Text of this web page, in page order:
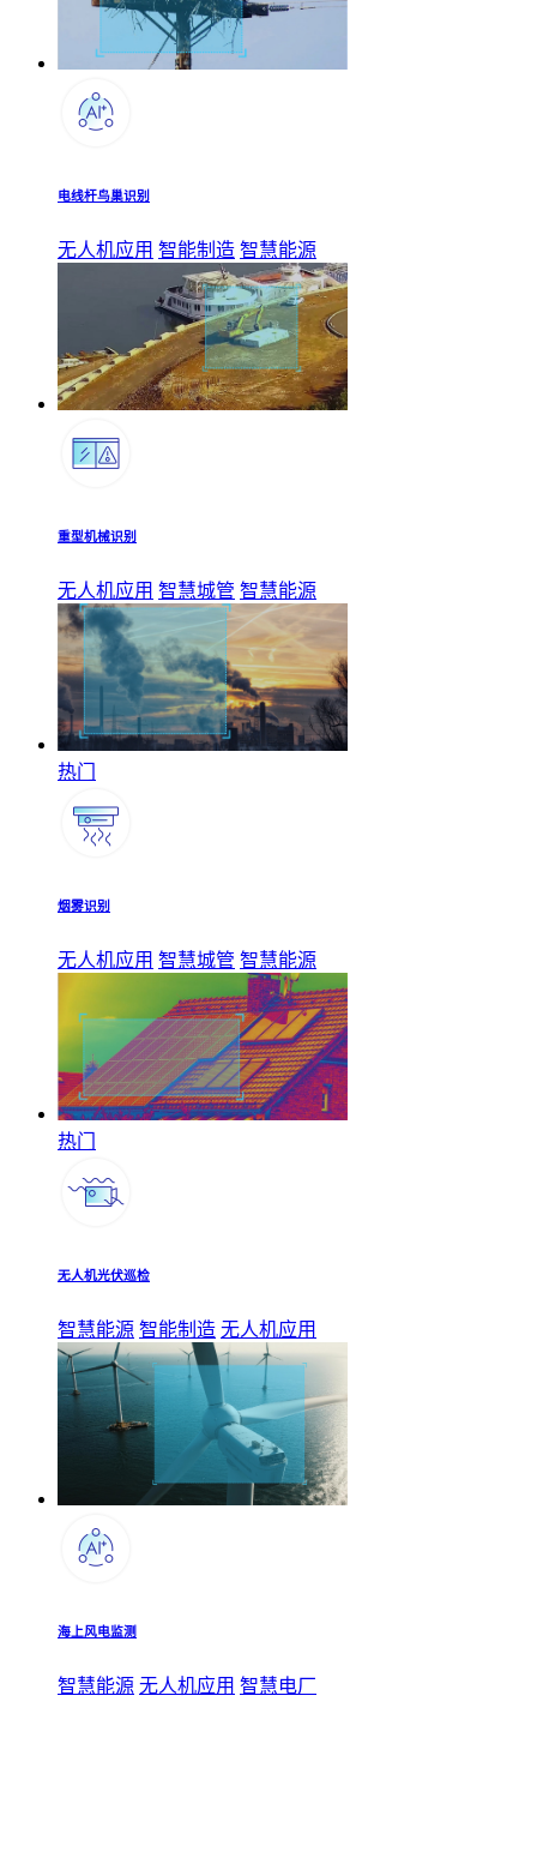
电线杆鸟巢识别
无人机应用 智能制造 智慧能源
重型机械识别
无人机应用 智慧城管 智慧能源
热门
烟雾识别
无人机应用 智慧城管 智慧能源
热门
无人机光伏巡检
智慧能源 智能制造 无人机应用
海上风电监测
智慧能源 无人机应用 智慧电厂